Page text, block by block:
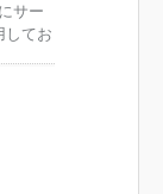
サー
てお